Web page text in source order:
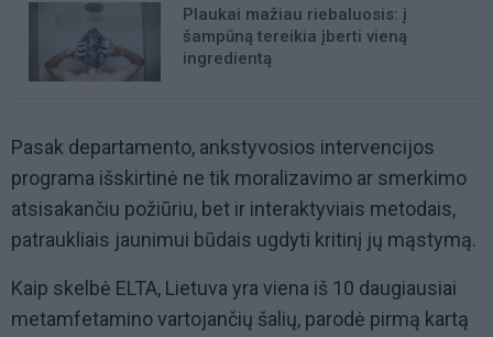
Plaukai mažiau riebaluosis: į
šampūną tereikia įberti vieną
ingredientą
Pasak departamento, ankstyvosios intervencijos
programa išskirtinė ne tik moralizavimo ar smerkimo
atsisakančiu požiūriu, bet ir interaktyviais metodais,
patraukliais jaunimui būdais ugdyti kritinį jų mąstymą.
Kaip skelbė ELTA, Lietuva yra viena iš 10 daugiausiai
metamfetamino vartojančių šalių, parodė pirmą kartą